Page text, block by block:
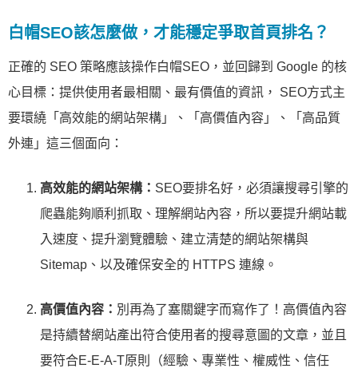
白帽SEO該怎麼做，才能穩定爭取首頁排名？
正確的 SEO 策略應該操作白帽SEO，並回歸到 Google 的核
心目標：提供使用者最相關、最有價值的資訊， SEO方式主
要環繞「高效能的網站架構」、「高價值內容」、「高品質
外連」這三個面向：
高效能的網站架構： SEO要排名好，必須讓搜尋引擎的
爬蟲能夠順利抓取、理解網站內容，所以要提升網站載
入速度、提升瀏覽體驗、建立清楚的網站架構與
Sitemap、以及確保安全的 HTTPS 連線。
高價值內容： 別再為了塞關鍵字而寫作了！高價值內容
是持續替網站產出符合使用者的搜尋意圖的文章，並且
要符合E-E-A-T原則（經驗、專業性、權威性、信任